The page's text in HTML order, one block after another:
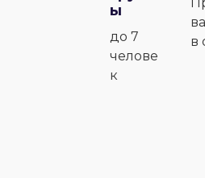
ы
до 7
челове
к
в